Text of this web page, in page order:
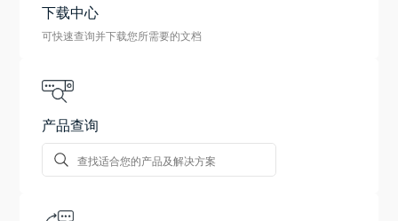
下载中心
可快速查询并下载您所需要的文档
产品查询